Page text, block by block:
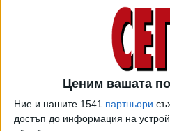
Ценим вашата
Ние и нашите 1541 партньори
достъп до информация на
За да спрат
ветеринарните власти са
Днес в Министерството на
свиква спешна среща с